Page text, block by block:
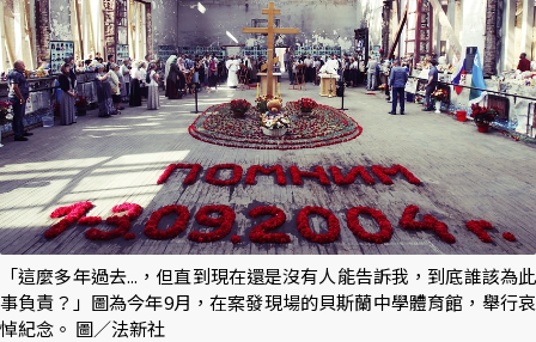
「這麼多年過去...，但直到現在還是沒有人能告訴我，到底誰該為此
事負責？」圖為今年9月，在案發現場的貝斯蘭中學體育館，舉行哀
悼紀念。 圖／法新社